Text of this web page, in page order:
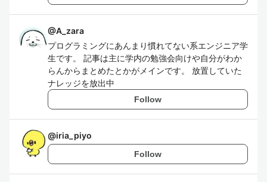
@A_zara
プログラミングにあんまり慣れてない系エンジニア学
生です。 記事は主に学内の勉強会向けや自分がわか
らんからまとめたとかがメインです。 放置していた
ナレッジを放出中
Follow
@iria_piyo
Follow